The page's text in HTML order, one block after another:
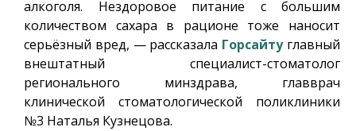
алкоголя. Нездоровое питание с большим
количеством сахара в рационе тоже наносит
серьёзный вред, — рассказала Горсайтуглавный
внештатный специалист-стоматолог
регионального минздрава, главврач
клинической стоматологической поликлиники
№3 Наталья Кузнецова.